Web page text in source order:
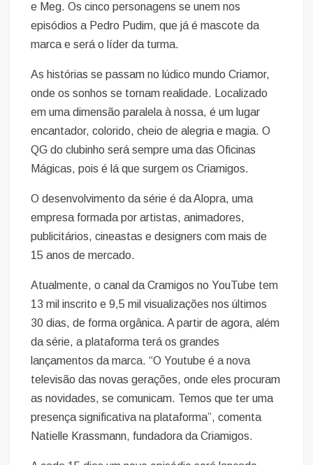
e Meg. Os cinco personagens se unem nos
episódios a Pedro Pudim, que já é mascote da
marca e será o líder da turma.
As histórias se passam no lúdico mundo Criamor,
onde os sonhos se tornam realidade. Localizado
em uma dimensão paralela à nossa, é um lugar
encantador, colorido, cheio de alegria e magia. O
QG do clubinho será sempre uma das Oficinas
Mágicas, pois é lá que surgem os Criamigos.
O desenvolvimento da série é da Alopra, uma
empresa formada por artistas, animadores,
publicitários, cineastas e designers com mais de
15 anos de mercado.
Atualmente, o canal da Cramigos no YouTube tem
13 mil inscrito e 9,5 mil visualizações nos últimos
30 dias, de forma orgânica. A partir de agora, além
da série, a plataforma terá os grandes
lançamentos da marca. “O Youtube é a nova
televisão das novas gerações, onde eles procuram
as novidades, se comunicam. Temos que ter uma
presença significativa na plataforma”, comenta
Natielle Krassmann, fundadora da Criamigos.